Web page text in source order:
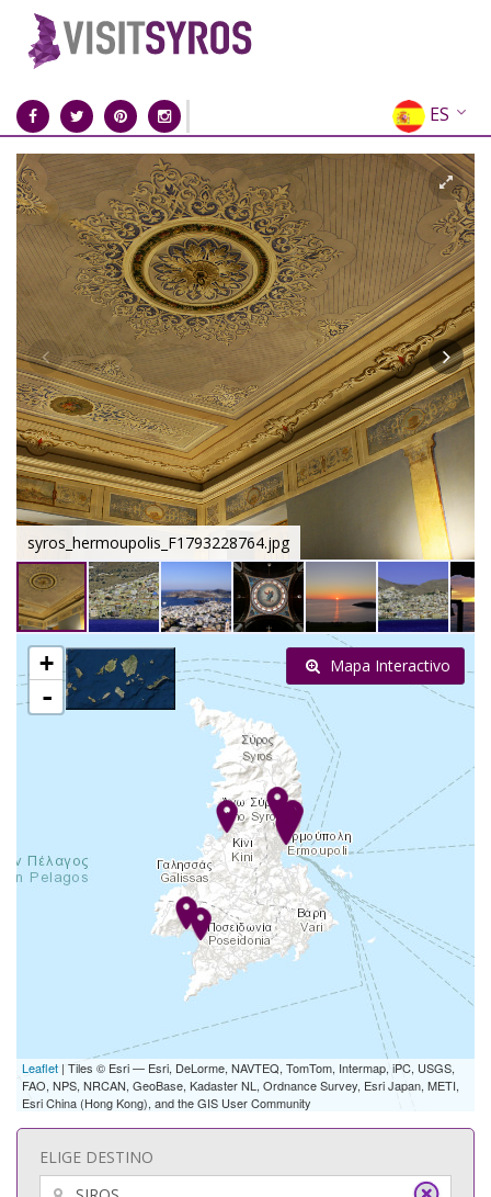
ES
EN
EL
FR
DE
IT
RU
CN
syros_hermoupolis_F1793228764.jpg
+
-
Leaflet | Tiles © Esri — Esri, DeLorme, NAVTEQ, TomTom, Intermap, iPC, USGS,
FAO, NPS, NRCAN, GeoBase, Kadaster NL, Ordnance Survey, Esri Japan, METI,
Esri China (Hong Kong), and the GIS User Community
Mapa Interactivo
ELIGE DESTINO